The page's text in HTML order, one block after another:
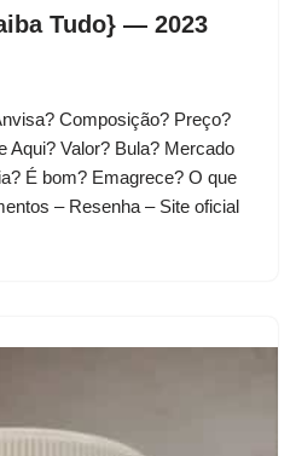
Tudo} — 2023
Composição? Preço?
Aqui? Valor? Bula? Mercado
É bom? Emagrece? O que
– Resenha – Site oficial